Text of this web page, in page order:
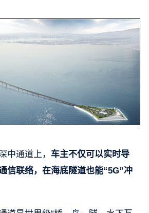
中通道上， 车主不仅可以实时导
信联络，在海底隧道也能“5G”冲